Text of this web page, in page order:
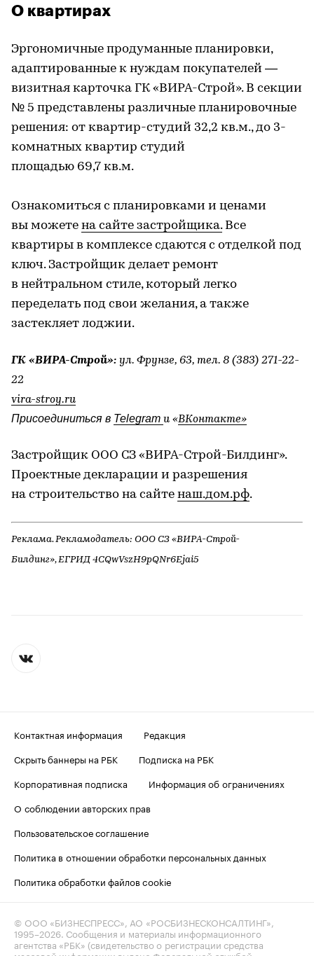
О квартирах
Эргономичные продуманные планировки,
адаптированные к нуждам покупателей —
визитная карточка ГК «ВИРА-Строй». В секции
№ 5 представлены различные планировочные
решения: от квартир-студий 32,2 кв.м., до 3-
комнатных квартир студий
площадью 69,7 кв.м.
Ознакомиться с планировками и ценами
вы можете на сайте застройщика.Все
квартиры в комплексе сдаются с отделкой под
ключ. Застройщик делает ремонт
в нейтральном стиле, который легко
переделать под свои желания, а также
застекляет лоджии.
ГК «ВИРА-Строй»: ул. Фрунзе, 63, тел. 8 (383) 271-22-
22
vira-stroy.ru
Присоединиться в Telegram и «ВКонтакте»
Застройщик ООО СЗ «ВИРА-Строй-Билдинг».
Проектные декларации и разрешения
на строительство на сайте наш.дом.рф.
Реклама. Рекламодатель: ООО СЗ «ВИРА-Строй-
Билдинг», ЕГРИД 4CQwVszH9pQNr6Ejai5
Контактная информация
Редакция
Скрыть баннеры на РБК
Подписка на РБК
Корпоративная подписка
Информация об ограничениях
О соблюдении авторских прав
Пользовательское соглашение
Политика в отношении обработки персональных данных
Политика обработки файлов cookie
© ООО «БИЗНЕСПРЕСС», АО «РОСБИЗНЕСКОНСАЛТИНГ»,
1995–2026. Сообщения и материалы информационного
агентства «РБК» (свидетельство о регистрации средства